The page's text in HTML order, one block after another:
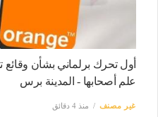
أول تحرك برلماني بشأن
علم أصحابها - المدينة برس
غير مصنف منذ 4 دقائق